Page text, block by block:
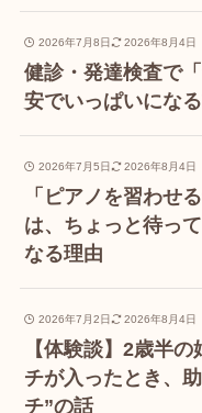
2026年7月8日 2026年8月4日
健診・発達検査で
安でいっぱいにな
2026年7月5日 2026年8月4日
「ピアノを習わせ
は、ちょっと待っ
なる理由
2026年7月2日 2026年8月4日
【体験談】2歳半
チが入ったとき、
チ”の話